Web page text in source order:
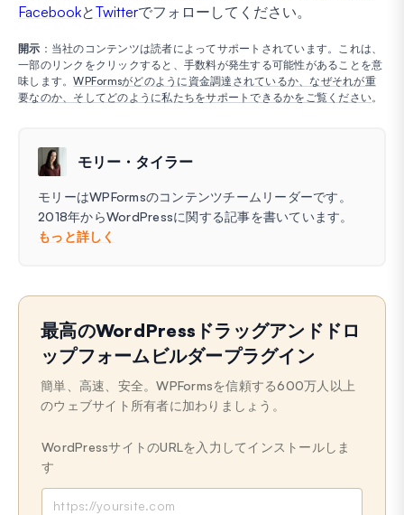
FacebookとTwitterでフォローしてください。
開示 ：当社のコンテンツは読者によってサポートされています。これは、
一部のリンクをクリックすると、手数料が発生する可能性があることを意
味します。WPFormsがどのように資金調達されているか、なぜそれが重
要なのか、そしてどのように私たちをサポートできるかをご覧ください。
モリー・タイラー
モリーはWPFormsのコンテンツチームリーダーです。
2018年からWordPressに関する記事を書いています。
もっと詳しく
最高のWordPressドラッグアンドドロ
ップフォームビルダープラグイン
簡単、高速、安全。WPFormsを信頼する600万人以上
のウェブサイト所有者に加わりましょう。
WordPressサイトのURLを入力してインストールしま
す